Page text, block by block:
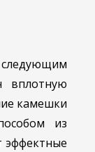
следующим
вплотную
камешки
из
эффектные